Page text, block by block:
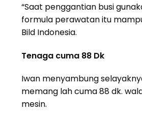
“Saat penggantian busi
formula perawatan itu
Bild Indonesia.
Tenaga cuma 88 Dk
Iwan menyambung
memang lah cuma 88 dk.
mesin.